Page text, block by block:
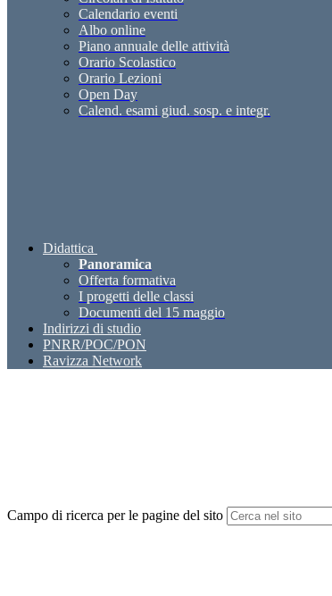
Calendario eventi
Albo online
Piano annuale delle attività
Orario Scolastico
Orario Lezioni
Open Day
Calend. esami giud. sosp. e integr.
Didattica
Panoramica
Offerta formativa
I progetti delle classi
Documenti del 15 maggio
Indirizzi di studio
PNRR/POC/PON
Ravizza Network
Campo di ricerca per le pagine del sito